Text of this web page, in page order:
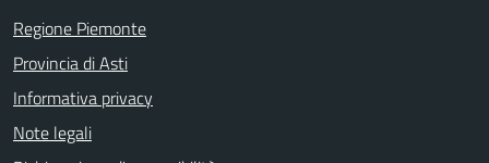
Regione Piemonte
Provincia di Asti
Informativa privacy
Note legali